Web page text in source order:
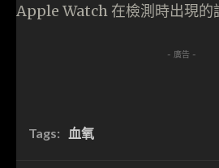
Apple Watch 在檢測時出現的
- 廣告 -
Tags: 血氧